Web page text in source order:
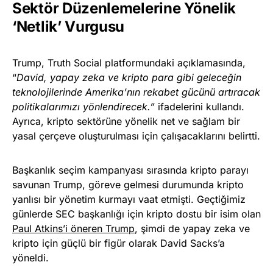
Sektör Düzenlemelerine Yönelik
‘Netlik’ Vurgusu
Trump, Truth Social platformundaki açıklamasında,
“David, yapay zeka ve kripto para gibi geleceğin
teknolojilerinde Amerika’nın rekabet gücünü artıracak
politikalarımızı yönlendirecek.” ifadelerini kullandı.
Ayrıca, kripto sektörüne yönelik net ve sağlam bir
yasal çerçeve oluşturulması için çalışacaklarını belirtti.
Başkanlık seçim kampanyası sırasında kripto parayı
savunan Trump, göreve gelmesi durumunda kripto
yanlısı bir yönetim kurmayı vaat etmişti. Geçtiğimiz
günlerde SEC başkanlığı için kripto dostu bir isim olan
Paul Atkins’i öneren Trump, şimdi de yapay zeka ve
kripto için güçlü bir figür olarak David Sacks’a
yöneldi.